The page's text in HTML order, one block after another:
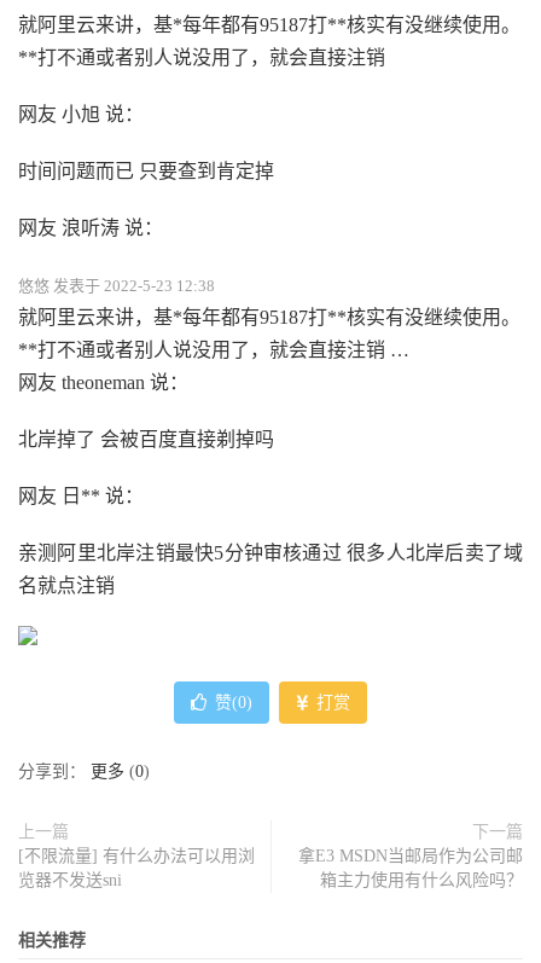
就阿里云来讲，基*每年都有95187打**核实有没继续使用。
**打不通或者别人说没用了，就会直接注销
网友 小旭 说：
时间问题而已 只要查到肯定掉
网友 浪听涛 说：
悠悠 发表于 2022-5-23 12:38
就阿里云来讲，基*每年都有95187打**核实有没继续使用。
**打不通或者别人说没用了，就会直接注销 …
网友 theoneman 说：
北岸掉了 会被百度直接剃掉吗
网友 日** 说：
亲测阿里北岸注销最快5分钟审核通过 很多人北岸后卖了域
名就点注销
赞(0) 打赏
分享到： 更多 (0)
上一篇
[不限流量] 有什么办法可以用浏
览器不发送sni
下一篇
拿E3 MSDN当邮局作为公司邮
箱主力使用有什么风险吗？
相关推荐